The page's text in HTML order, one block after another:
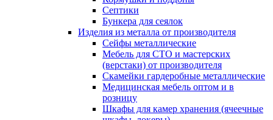
Септики
Бункера для сеялок
Изделия из металла от производителя
Сейфы металлические
Мебель для СТО и мастерских
(верстаки) от производителя
Скамейки гардеробные металлические
Медицинская мебель оптом и в
розницу
Шкафы для камер хранения (ячеечные